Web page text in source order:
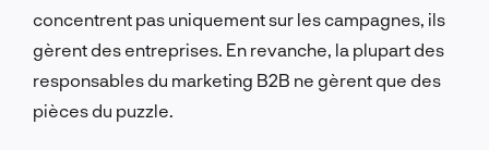
concentrent pas uniquement sur les campagnes, ils
gèrent des entreprises. En revanche, la plupart des
responsables du marketing B2B ne gèrent que des
pièces du puzzle.